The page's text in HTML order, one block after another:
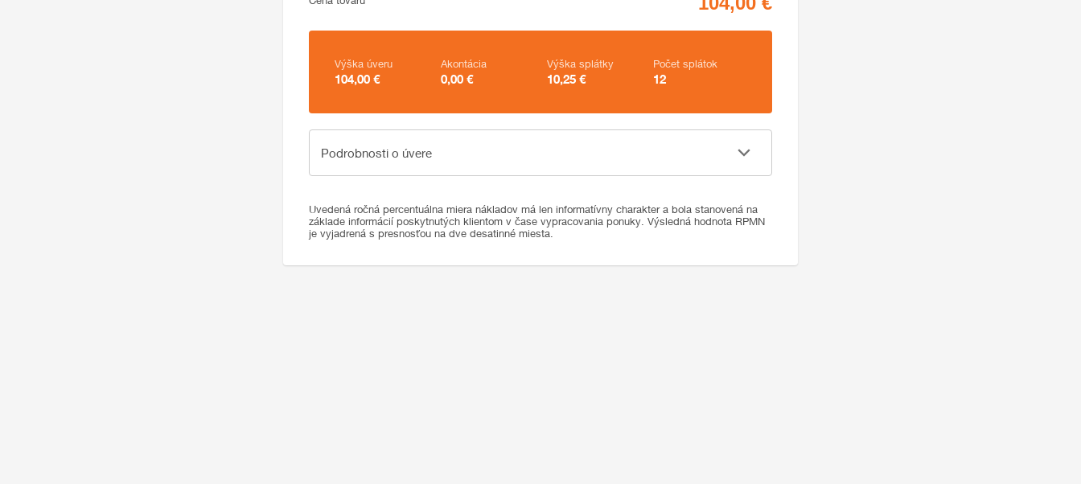
Zhrnutie
Výška úveru
104,00 €
Akontácia
0,00 €
Výška splátky
10,25 €
Počet splátok
12
Podrobnosti o úvere
Podrobnosti o úvere
Uvedená ročná percentuálna miera nákladov má len informatívny charakter a bola stanovená na
základe informácií poskytnutých klientom v čase vypracovania ponuky. Výsledná hodnota RPMN
je vyjadrená s presnosťou na dve desatinné miesta.